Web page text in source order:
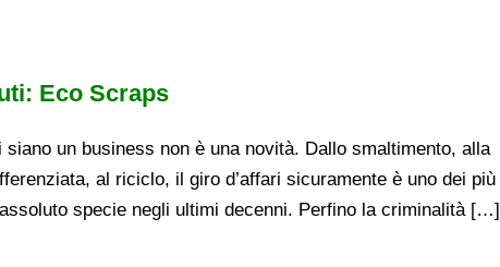
Eco Scraps
siano un business non è una novità. Dallo smaltimento, alla
al riciclo, il giro d’affari sicuramente è uno dei più
specie negli ultimi decenni. Perfino la criminalità […]